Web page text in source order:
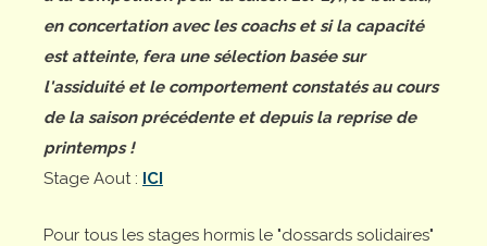
en concertation avec les coachs et si la capacité
est atteinte, fera une sélection basée sur
l'assiduité et le comportement constatés au cours
de la saison précédente et depuis la reprise de
printemps !
Stage Aout : ICI
Pour tous les stages hormis le "dossards solidaires"